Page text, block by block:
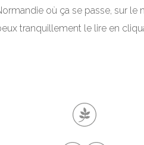
où ça se passe, sur
tranquillement le lire en